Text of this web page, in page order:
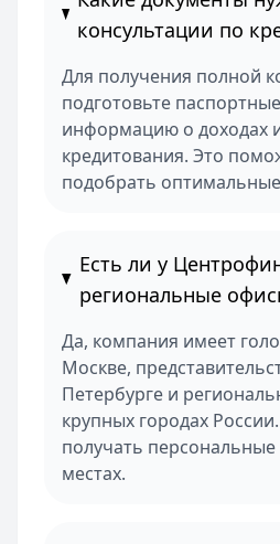
консультации по
Для получения полной
подготовьте
информацию о доходах
кредитования. Это
подобрать
Есть ли у
региональные
Да, компания имеет
Москве,
Петербурге и
крупных городах
получать персональные
местах.